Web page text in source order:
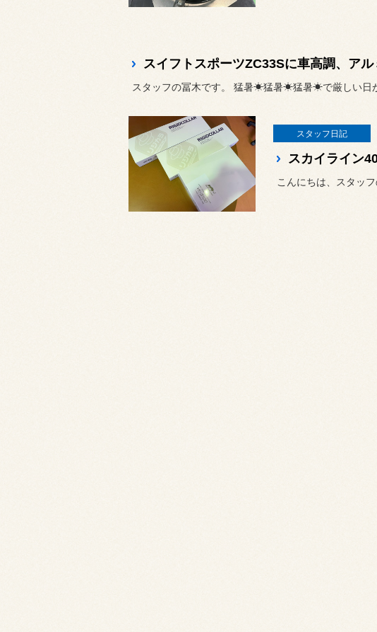
スイフトスポーツZC33Sに車高調、ア
スタッフの冨木です。 猛暑☀猛暑☀猛暑☀で厳しい日
スタッフ日記